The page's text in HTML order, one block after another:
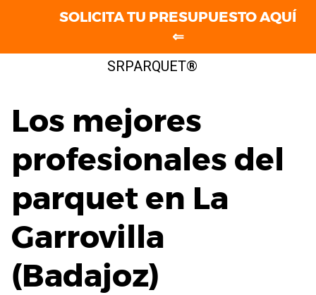
SRPARQUET®
Los mejores
profesionales del
parquet en La
Garrovilla
(Badajoz)
SOLICITA TU PRESUPUESTO AQUÍ
⇐